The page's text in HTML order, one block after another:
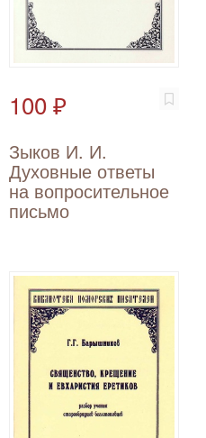
100 ₽
Зыков И. И.
Духовные ответы
на вопросительное
письмо